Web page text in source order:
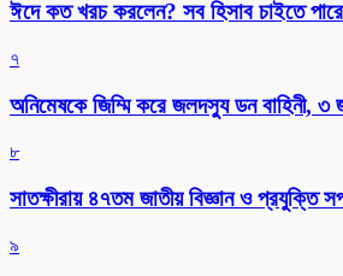
ঈদে কত খরচ করলেন? সব হিসাব চাইতে
৭
অনিমেষকে জিম্মি করে জলদস্যু ডন বাহিনী,
৮
সাতক্ষীরায় ৪৭তম জাতীয় বিজ্ঞান ও প্রযুক্তি
৯